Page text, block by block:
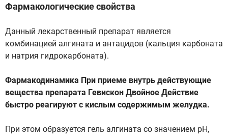
Фармакологические свойства
Данный лекарственный препарат является
комбинацией алгината и антацидов (кальция карбоната
и натрия гидрокарбоната).
Фармакодинамика При приеме внутрь действующие
вещества препарата Гевискон Двойное Действие
быстро реагируют с кислым содержимым желудка.
При этом образуется гель алгината со значением рН,